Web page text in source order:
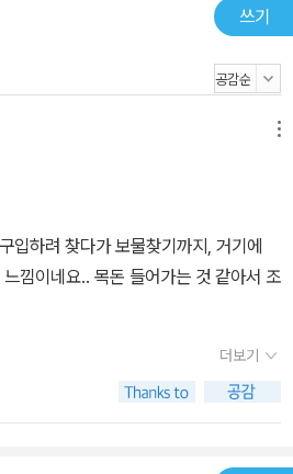
쓰기
입하려 찾다가 보물찾기까지, 거기에
낌이네요.. 목돈 들어가는 것 같아서 조
더보기